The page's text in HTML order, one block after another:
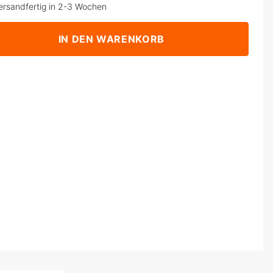
in 2-3 Wochen
IN DEN WARENKORB